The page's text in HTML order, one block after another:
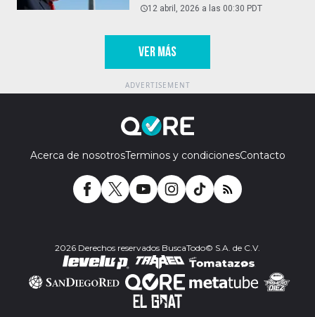
12 abril, 2026 a las 00:30 PDT
VER MÁS
Acerca de nosotrosTerminos y condicionesContacto
2026 Derechos reservados BuscaTodo© S.A. de C.V.